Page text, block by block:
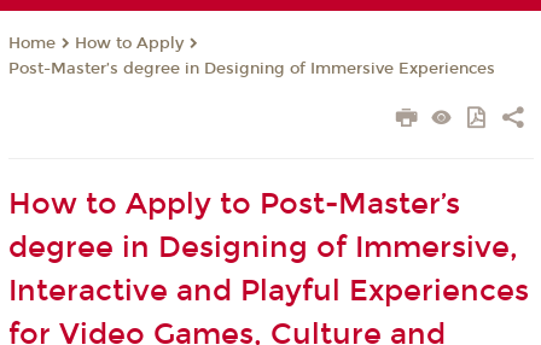
Home
How to Apply
Post-Master’s degree in Designing of Immersive Experiences
How to Apply to Post-Master’s
degree in Designing of Immersive,
Interactive and Playful Experiences
for Video Games, Culture and